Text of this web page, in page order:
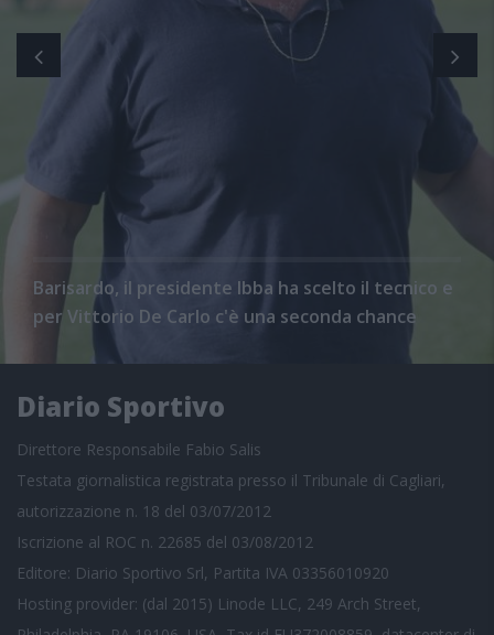
Barisardo, il presidente Ibba ha scelto il tecnico e
per Vittorio De Carlo c'è una seconda chance
Diario Sportivo
Direttore Responsabile Fabio Salis
Testata giornalistica registrata presso il Tribunale di Cagliari,
autorizzazione n. 18 del 03/07/2012
Iscrizione al ROC n. 22685 del 03/08/2012
Editore: Diario Sportivo Srl, Partita IVA 03356010920
Hosting provider: (dal 2015) Linode LLC, 249 Arch Street,